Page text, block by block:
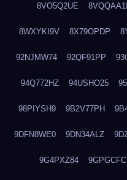
8VO5Q2UE 8VQQAA1I
8WXYKI9V 8X79OPDP
92NJMW74 92QF91PP
94Q772HZ 94USHO25
98PIYSH9 9B2V77PH
9DFN8WE0 9DN34ALZ
9G4PXZ84